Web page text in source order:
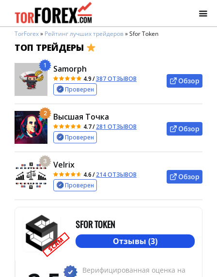
TorForex» Рейтинг лучших трейдеров»Sfor Token
ТОП ТРЕЙДЕРЫ
1 Samorph
4.9/387 ОТЗЫВОВ
Проверен
Обзор
2 Высшая Точка
4.7/281 ОТЗЫВОВ
Проверен
Обзор
3 Velrix
4.6/214 ОТЗЫВОВ
Проверен
Обзор
SCAM
SFOR TOKEN
Отзывы (3)
Верифицированная оценка на